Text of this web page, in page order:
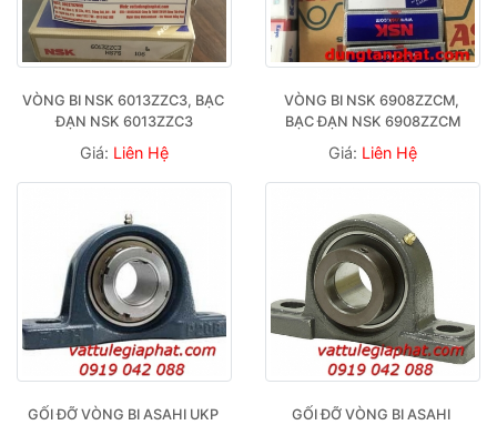
VÒNG BI NSK 6013ZZC3, BẠC
ĐẠN NSK 6013ZZC3
Giá: Liên Hệ
VÒNG BI NSK 6908ZZCM,
BẠC ĐẠN NSK 6908ZZCM
Giá: Liên Hệ
GỐI ĐỠ VÒNG BI ASAHI UKP
GỐI ĐỠ VÒNG BI ASAHI